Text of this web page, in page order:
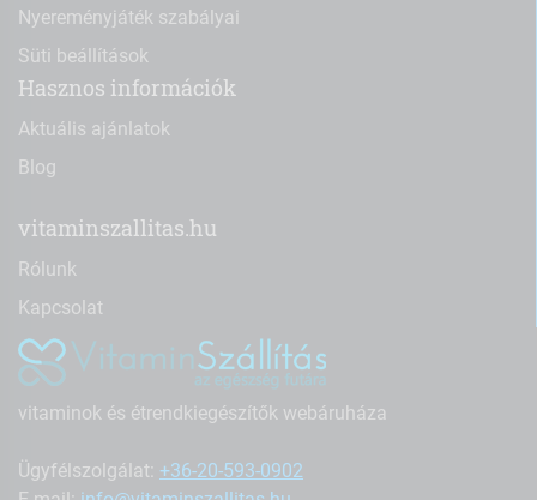
Nyereményjáték szabályai
Süti beállítások
Hasznos információk
Aktuális ajánlatok
Blog
vitaminszallitas.hu
Rólunk
Kapcsolat
vitaminok és étrendkiegészítők webáruháza
Ügyfélszolgálat: +36-20-593-0902